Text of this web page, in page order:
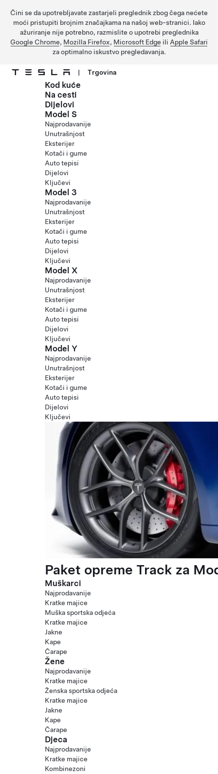
Čini se da upotrebljavate zastarjeli preglednik zbog čega nećete
moći pristupiti brojnim značajkama na našoj web-stranici. Iako
ažuriranje nije potrebno, razmislite o upotrebi preglednika
Google Chrome, Mozilla Firefox, Microsoft Edge ili Apple Safari
za optimalno iskustvo pregledavanja.
Prijeđite na glavni sadržaj
| Trgovina
Kod kuće
Na cesti
Dijelovi
Model S
Najprodavanije
Unutrašnjost
Eksterijer
Kotači i gume
Auto tepisi
Dijelovi
Ključevi
Model 3
Najprodavanije
Unutrašnjost
Eksterijer
Kotači i gume
Auto tepisi
Dijelovi
Ključevi
Model X
Najprodavanije
Unutrašnjost
Eksterijer
Kotači i gume
Auto tepisi
Dijelovi
Ključevi
Model Y
Najprodavanije
Unutrašnjost
Eksterijer
Kotači i gume
Auto tepisi
Dijelovi
Ključevi
Paket opreme Track za
Muškarci
Najprodavanije
Kratke majice
Muška sportska odjeća
Kratke majice
Jakne
Kape
Čarape
Žene
Najprodavanije
Kratke majice
Ženska sportska odjeća
Kratke majice
Jakne
Kape
Čarape
Djeca
Najprodavanije
Kratke majice
Kombinezoni